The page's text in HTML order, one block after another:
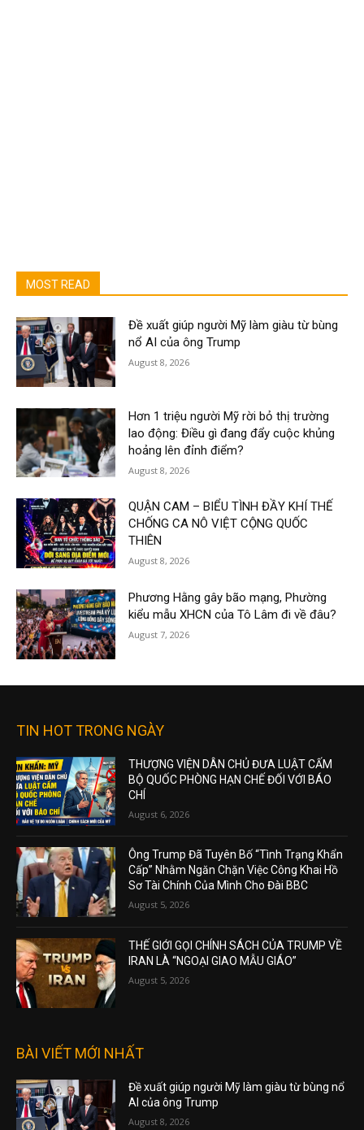
MOST READ
Đề xuất giúp người Mỹ làm giàu từ bùng
nổ AI của ông Trump
August 8, 2026
Hơn 1 triệu người Mỹ rời bỏ thị trường
lao động: Điều gì đang đẩy cuộc khủng
hoảng lên đỉnh điểm?
August 8, 2026
QUẬN CAM – BIỂU TÌNH ĐẦY KHÍ THẾ
CHỐNG CA NÔ VIỆT CỘNG QUỐC
THIÊN
August 8, 2026
Phương Hằng gây bão mạng, Phường
kiểu mẫu XHCN của Tô Lâm đi về đâu?
August 7, 2026
TIN HOT TRONG NGÀY
THƯỢNG VIỆN DÂN CHỦ ĐƯA LUẬT CẤM
BỘ QUỐC PHÒNG HẠN CHẾ ĐỐI VỚI BÁO
CHÍ
August 6, 2026
Ông Trump Đã Tuyên Bố “Tình Trạng Khẩn
Cấp” Nhằm Ngăn Chặn Việc Công Khai Hồ
Sơ Tài Chính Của Mình Cho Đài BBC
August 5, 2026
THẾ GIỚI GỌI CHÍNH SÁCH CỦA TRUMP VỀ
IRAN LÀ “NGOẠI GIAO MẪU GIÁO”
August 5, 2026
BÀI VIẾT MỚI NHẤT
Đề xuất giúp người Mỹ làm giàu từ bùng nổ
AI của ông Trump
August 8, 2026